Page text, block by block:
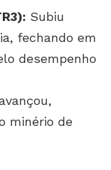
Subiu
fechando em
desempenho
minério de